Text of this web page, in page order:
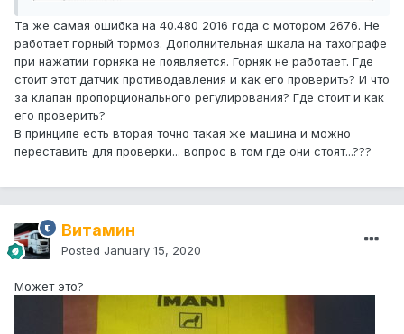
Та же самая ошибка на 40.480 2016 года с мотором 2676. Не
работает горный тормоз. Дополнительная шкала на тахографе
при нажатии горняка не появляется. Горняк не работает. Где
стоит этот датчик противодавления и как его проверить? И что
за клапан пропорционального регулирования? Где стоит и как
его проверить?
В принципе есть вторая точно такая же машина и можно
переставить для проверки... вопрос в том где они стоят...???
Витамин
Posted January 15, 2020
Может это?